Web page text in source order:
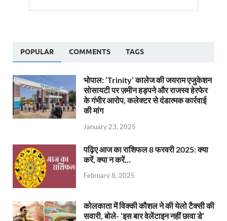
POPULAR COMMENTS TAGS
भोपाल: ‘Trinity’ कालेज की जयराम एजुकेशन
सोसायटी पर ज़मीन हड़पने और राजस्व हेरफेर
के गंभीर आरोप, कलेक्टर से दंडात्मक कार्रवाई
की मांग
January 23, 2025
पढ़िए आज का राशिफल 8 फरवरी 2025: क्या
करें, क्या न करें…
February 8, 2025
कोलकाता में विक्की कौशल ने की येलो टैक्सी की
सवारी, बोले- ‘इस बार वेलेंटाइन नहीं छावा डे’